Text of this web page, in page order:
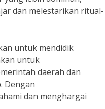
dan melestarikan ritual-
untuk mendidik
untuk
daerah dan
Dengan
dan menghargai